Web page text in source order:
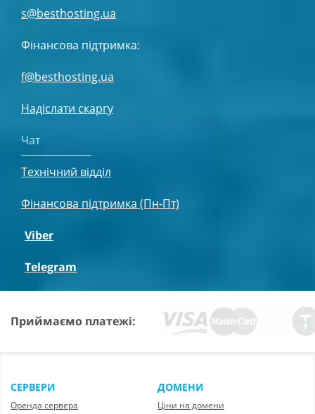
s@besthosting.ua
Фінансова підтримка:
f@besthosting.ua
Надіслати скаргу
Чат
Технічний відділ
Фінансова підтримка (Пн-Пт)
Viber
Telegram
Приймаємо платежі:
СЕРВЕРИ
Оренда сервера
ДОМЕНИ
Ціни на домени